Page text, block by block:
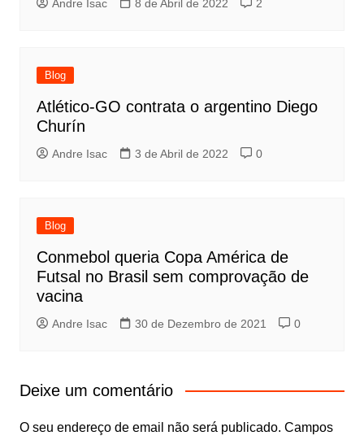
Andre Isac 8 de Abril de 2022 2
Blog
Atlético-GO contrata o argentino Diego
Churín
Andre Isac 3 de Abril de 2022 0
Blog
Conmebol queria Copa América de
Futsal no Brasil sem comprovação de
vacina
Andre Isac 30 de Dezembro de 2021 0
Deixe um comentário
O seu endereço de email não será publicado. Campos